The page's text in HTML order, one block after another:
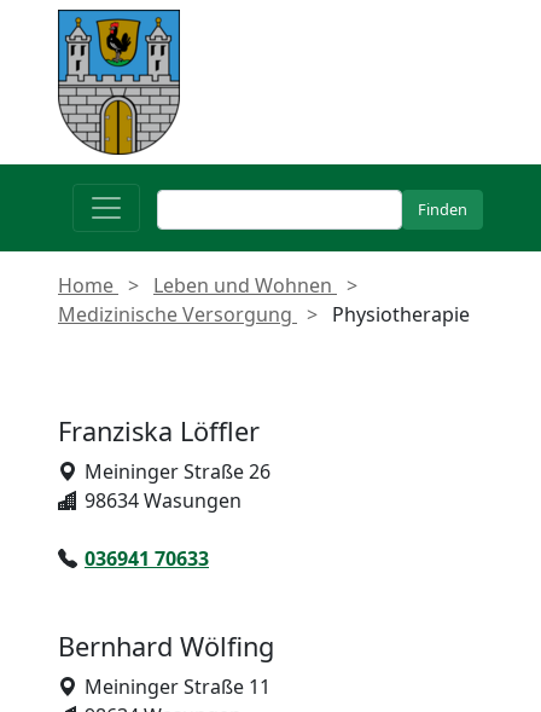
Home
Leben und Wohnen
Medizinische Versorgung
Physiotherapie
Franziska Löffler
Meininger Straße 26
98634 Wasungen
036941 70633
Bernhard Wölfing
Meininger Straße 11